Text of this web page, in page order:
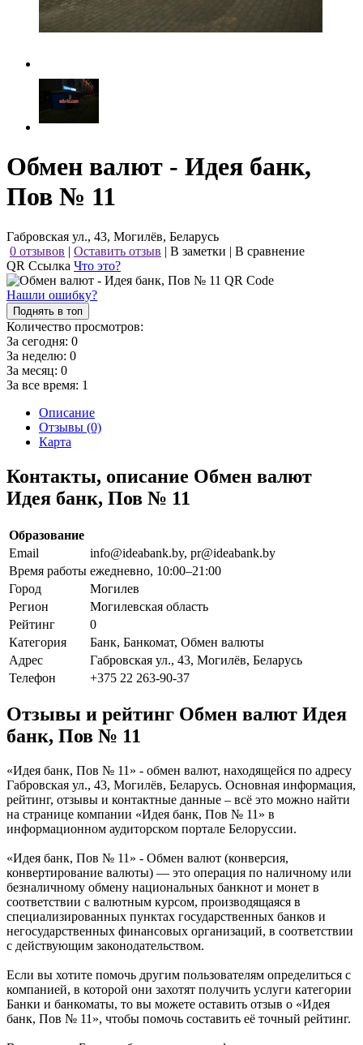
Обмен валют - Идея банк,
Пов № 11
Габровская ул., 43, Могилёв, Беларусь
0 отзывов | Оставить отзыв | В заметки | В сравнение
QR Ссылка Что это?
Нашли ошибку?
Поднять в топ
Количество просмотров:
За сегодня: 0
За неделю: 0
За месяц: 0
За все время: 1
Описание
Отзывы (0)
Карта
Контакты, описание Обмен валют
Идея банк, Пов № 11
Образование
Email
info@ideabank.by, pr@ideabank.by
Время работы ежедневно, 10:00–21:00
Город
Могилев
Регион
Могилевская область
Рейтинг
0
Категория
Банк, Банкомат, Обмен валюты
Адрес
Габровская ул., 43, Могилёв, Беларусь
Телефон
+375 22 263-90-37
Отзывы и рейтинг Обмен валют Идея
банк, Пов № 11
«Идея банк, Пов № 11» - обмен валют, находящейся по адресу
Габровская ул., 43, Могилёв, Беларусь. Основная информация,
рейтинг, отзывы и контактные данные – всё это можно найти
на странице компании «Идея банк, Пов № 11» в
информационном аудиторском портале Белоруссии.
«Идея банк, Пов № 11» - Обмен валют (конверсия,
конвертирование валюты) — это операция по наличному или
безналичному обмену национальных банкнот и монет в
соответствии с валютным курсом, производящаяся в
специализированных пунктах государственных банков и
негосударственных финансовых организаций, в соответствии
с действующим законодательством.
Если вы хотите помочь другим пользователям определиться с
компанией, в которой они захотят получить услуги категории
Банки и банкоматы, то вы можете оставить отзыв о «Идея
банк, Пов № 11», чтобы помочь составить её точный рейтинг.